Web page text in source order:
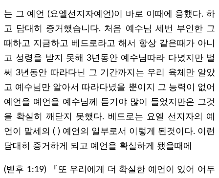
는 그 예언 (요엘선지자예언)이 바로 이때에 응했다. 하
고 담대히 증거했습니다. 처음 예수님 세번 부인한 그
때하고 지금하고 베드로라고 해서 항상 같은때가 아니
고 성령을 받지 못해 3년동안 예수님따라 다녔지만 벌
써 3년동안 따라다닌 그 기간까지는 우리 육체만 알았
고 예수님만 알아서 따라다녔을 뿐이지 그 능력이 없어
예언을 예언을 예수님께 듣기야 많이 들었지만은 그것
을 확실히 깨닫지 못했다. 베드로는 요엘 선지자의 예
언이 말세의 ( ) 예언의 일부로서 이렇게 된것이다. 이런
담대히 증거하게 되고 예언을 확실하게 됐을때에
(벧후 1:19) 『또 우리에게 더 확실한 예언이 있어 어두